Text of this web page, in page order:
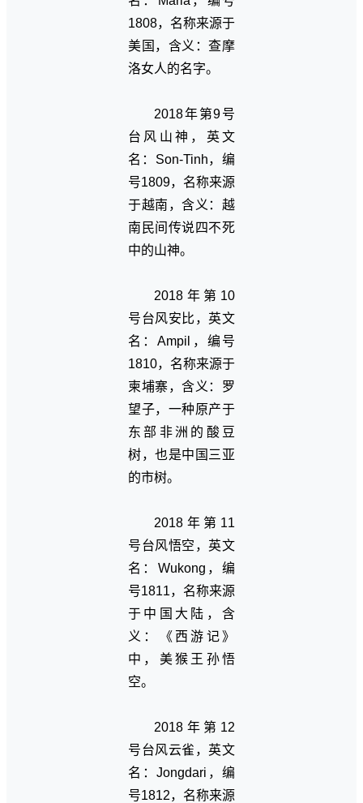
1808，名称来源于
美国，含义：查摩
洛女人的名字。
2018年第9号
台风山神，英文
名：Son-Tinh，编
号1809，名称来源
于越南，含义：越
南民间传说四不死
中的山神。
2018年第10
号台风安比，英文
名：Ampil，编号
1810，名称来源于
柬埔寨，含义：罗
望子，一种原产于
东部非洲的酸豆
树，也是中国三亚
的市树。
2018年第11
号台风悟空，英文
名：Wukong，编
号1811，名称来源
于中国大陆，含
义：《西游记》
中，美猴王孙悟
空。
2018年第12
号台风云雀，英文
名：Jongdari，编
号1812，名称来源